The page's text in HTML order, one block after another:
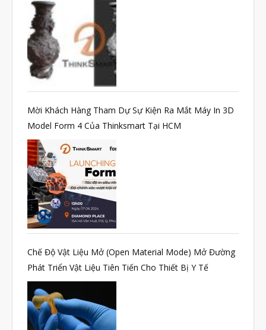
Mời Khách Hàng Tham Dự Sự Kiện Ra Mắt Máy In 3D
Model Form 4 Của Thinksmart Tại HCM
Chế Độ Vật Liệu Mở (Open Material Mode) Mở Đường
Phát Triển Vật Liệu Tiên Tiến Cho Thiết Bị Y Tế